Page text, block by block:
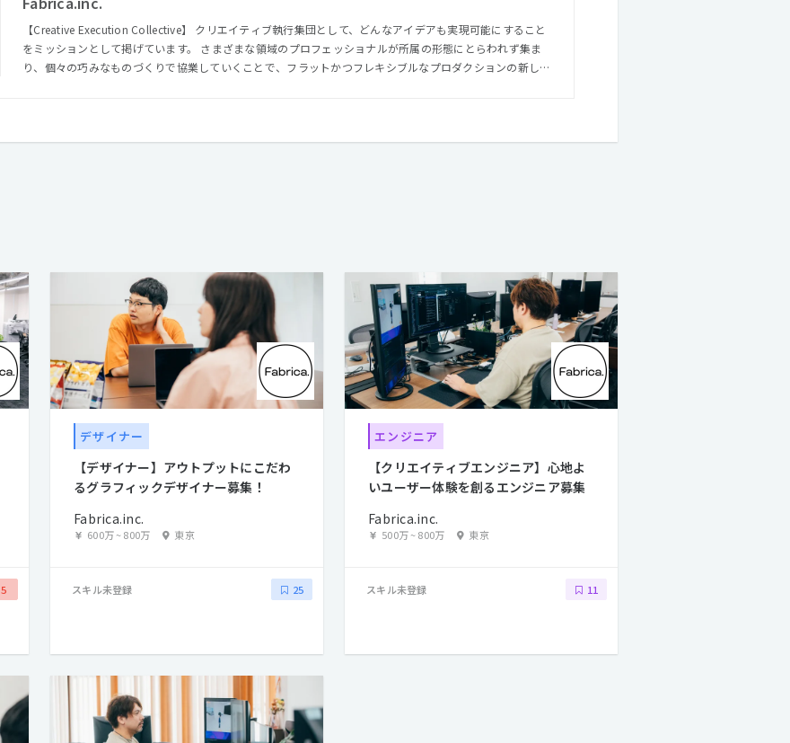
【Creative Execution Collective】 クリエイティブ執行集団として、どんなアイデアも実現可能にすること
をミッションとして掲げています。 さまざまな領域のプロフェッショナルが所属の形態にとらわれず集ま
り、個々の巧みなものづくりで協業していくことで、フラットかつフレキシブルなプロダクションの新しい
とができる環境です。 【Fabrica.設立への想い】 クリエイティブアイディアをクオリティ高く実現する。
5
デザイナー
【デザイナー】アウトプットにこだわ
るグラフィックデザイナー募集！
Fabrica.inc.
600万~800万 東京
スキル未登録 25
エンジニア
【クリエイティブエンジニア】心地よ
いユーザー体験を創るエンジニア募集
Fabrica.inc.
500万~800万 東京
スキル未登録 11